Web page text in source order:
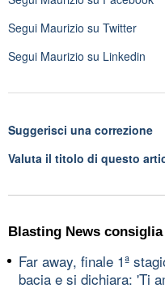
Segui Maurizio su Twitter
Segui Maurizio su Linkedin
Suggerisci una correzione
Valuta il titolo di questo
Blasting News consiglia
Far away, finale 1ª
bacia e si dichiara: 'Ti